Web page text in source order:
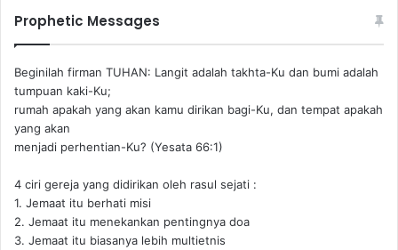
Prophetic Messages
Beginilah firman TUHAN: Langit adalah takhta-Ku dan bumi adalah
tumpuan kaki-Ku;
rumah apakah yang akan kamu dirikan bagi-Ku, dan tempat apakah
yang akan
menjadi perhentian-Ku? (Yesata 66:1) ‪
4 ciri gereja yang didirikan oleh rasul sejati :
1. Jemaat itu berhati misi
2. Jemaat itu menekankan pentingnya doa
3. Jemaat itu biasanya lebih multietnis